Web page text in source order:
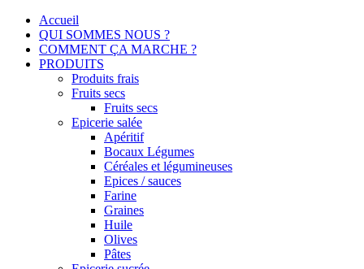
Accueil
QUI SOMMES NOUS ?
COMMENT ÇA MARCHE ?
PRODUITS
Produits frais
Fruits secs
Fruits secs
Epicerie salée
Apéritif
Bocaux Légumes
Céréales et légumineuses
Epices / sauces
Farine
Graines
Huile
Olives
Pâtes